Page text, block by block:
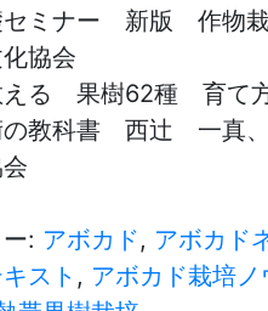
セミナー 新版 作
協会
える 果樹62種 育て
の教科書 西辻 一真
: アボカド, アボカド
スト , アボカド栽培ノ